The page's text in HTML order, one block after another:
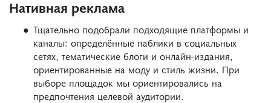
Нативная реклама
Тщательно подобрали подходящие платформы и
каналы: определённые паблики в социальных
сетях, тематические блоги и онлайн-издания,
ориентированные на моду и стиль жизни. При
выборе площадок мы ориентировались на
предпочтения целевой аудитории.